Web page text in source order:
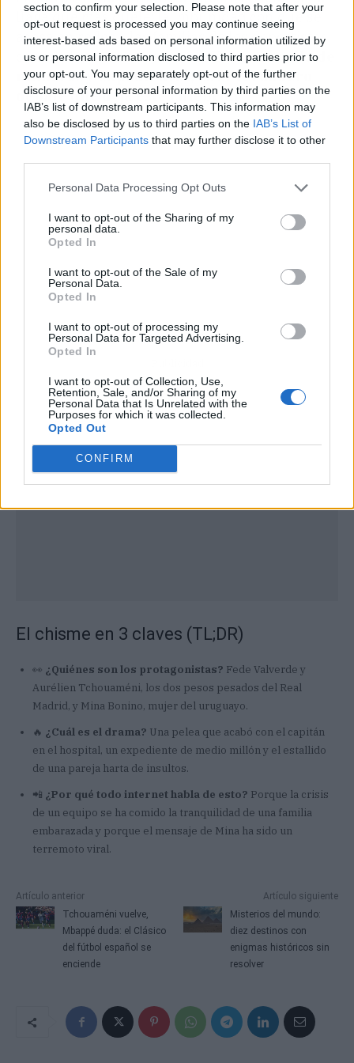
section to confirm your selection. Please note that after your
opt-out request is processed you may continue seeing
interest-based ads based on personal information utilized by
us or personal information disclosed to third parties prior to
your opt-out. You may separately opt-out of the further
disclosure of your personal information by third parties on the
IAB’s list of downstream participants. This information may
also be disclosed by us to third parties on the IAB’s List of
Downstream Participants that may further disclose it to other
Personal Data Processing Opt Outs
I want to opt-out of the Sharing of my
personal data.
Opted In
I want to opt-out of the Sale of my
Personal Data.
Opted In
I want to opt-out of processing my
Personal Data for Targeted Advertising.
Opted In
I want to opt-out of Collection, Use,
Retention, Sale, and/or Sharing of my
Personal Data that Is Unrelated with the
Purposes for which it was collected.
Opted Out
CONFIRM
llaga que más duele: la impunidad con que se
acosa en redes a las familias de los deportistas
cuando las cosas se tuercen. Y eso,más allá de
números y expedientes, es el verdadero
debate que deja este culebrón.
El chisme en 3 claves (TL;DR)
👀 ¿Quiénes son los protagonistas? Fede Valverde y
Aurélien Tchouaméni, los dos pesos pesados del Real
Madrid, y Mina Bonino, mujer del uruguayo.
🔥 ¿Cuál es el drama? Una pelea que acabó con el capitán
en el hospital, un expediente de medio millón y el estallido
de una pareja harta de insultos.
📲 ¿Por qué todo internet habla de esto? Porque la crisis
de un equipo se ha comido la tranquilidad de una familia
embarazada y porque el mensaje de Mina ha sido un
terremoto viral.
Artículo anterior
Tchouaméni vuelve,
Mbappé duda: el Clásico
del fútbol español se
enciende
Artículo siguiente
Misterios del mundo:
diez destinos con
enigmas históricos sin
resolver